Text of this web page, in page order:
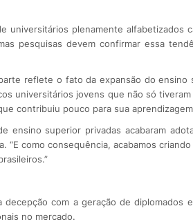
universitários plenamente alfabetizados
pesquisas devem confirmar essa
reflete o fato da expansão do
universitários jovens que não só
contribuiu pouco para sua
ensino superior privadas acabaram
“E como consequência, acabamos
decepção com a geração de diplomados
no mercado.